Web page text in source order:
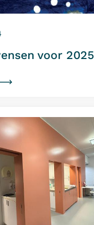
voor 2025